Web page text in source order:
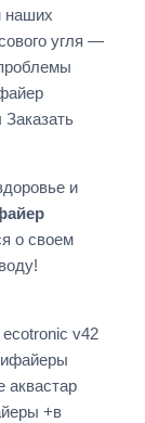
наших
угля —
и
о своем
v42
аквастар
+в